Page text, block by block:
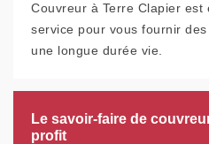
Couvreur à Terre Clapier est
service pour vous fournir
une longue durée vie.
Le savoir-faire de
profit